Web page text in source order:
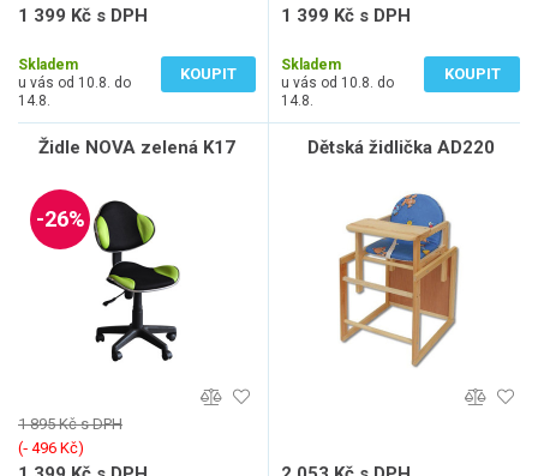
1 399 Kč s DPH
Skladem
u vás od 10.8. do
14.8.
KOUPIT
1 399 Kč s DPH
Skladem
u vás od 10.8. do
14.8.
KOUPIT
Židle NOVA zelená K17
-26%
1 895 Kč s DPH
(‐ 496 Kč)
Dětská židlička AD220